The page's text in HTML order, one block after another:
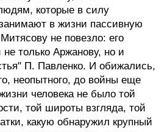
которые в силу
в жизни пассивную
не повезло: его
не только Аржанову, но и
П. Павленко. И обижались,
неопытного, до войны еще
человека не было той
той широты взгляда, той
какую обнаружил крупный